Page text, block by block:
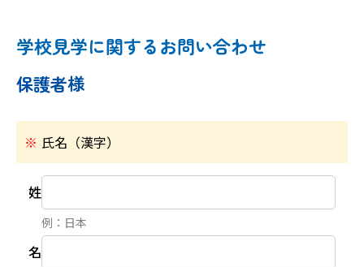
学校見学に関するお問い合わせ
保護者様
※ 氏名（漢字）
姓
例：日本
名